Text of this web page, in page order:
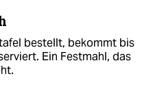
bestellt, bekommt bis
Ein Festmahl, das